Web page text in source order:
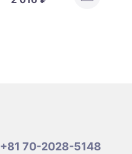
+81 70-2028-5148